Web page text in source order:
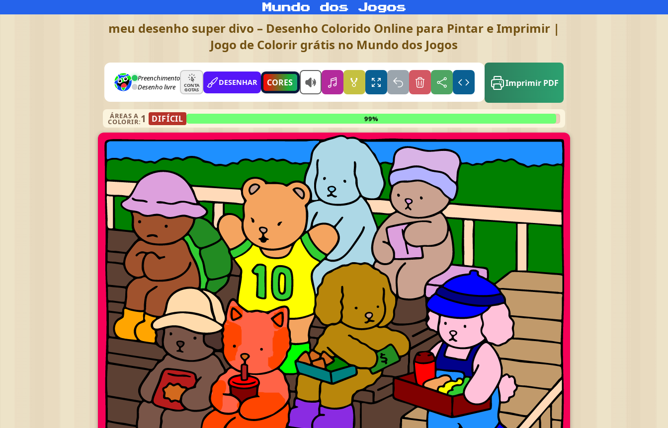
meu desenho super divo – Desenho Colorido Online para Pintar e Imprimir |
Jogo de Colorir grátis no Mundo dos Jogos
Preenchimento
Desenho livre
CONTA
GOTAS
DESENHAR CORES 🏅 Imprimir PDF
ÁREAS A
COLORIR:1 DIFÍCIL 99%